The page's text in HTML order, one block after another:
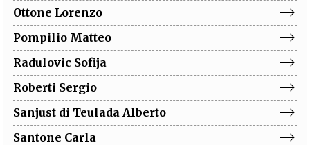
Ottone Lorenzo
Pompilio Matteo
Radulovic Sofija
Roberti Sergio
Sanjust di Teulada Alberto
Santone Carla